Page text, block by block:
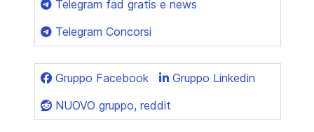
Telegram fad gratis e news
Telegram Concorsi
Gruppo Facebook
Gruppo Linkedin
NUOVO gruppo, reddit